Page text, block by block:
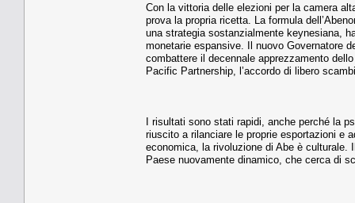
Con la vittoria delle elezioni per la camera
prova la propria ricetta. La formula
una strategia sostanzialmente keynesiana,
monetarie espansive. Il nuovo Governatore
combattere il decennale apprezzamento
Pacific Partnership, l’accordo di libero
I risultati sono stati rapidi, anche perché la
riuscito a rilanciare le proprie esportazioni e
economica, la rivoluzione di Abe è culturale.
Paese nuovamente dinamico, che cerca di